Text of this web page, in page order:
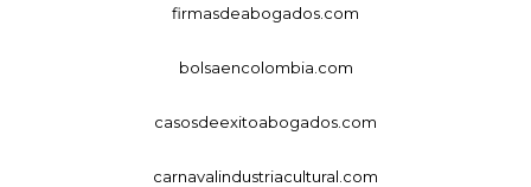
firmasdeabogados.com
bolsaencolombia.com
casosdeexitoabogados.com
carnavalindustriacultural.com